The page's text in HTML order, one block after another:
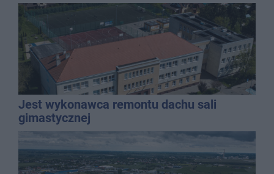
Jest wykonawca remontu dachu sali
gimastycznej